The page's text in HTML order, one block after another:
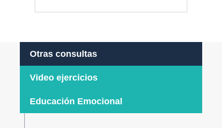
Otras consultas
Video ejercicios
Educación Emocional